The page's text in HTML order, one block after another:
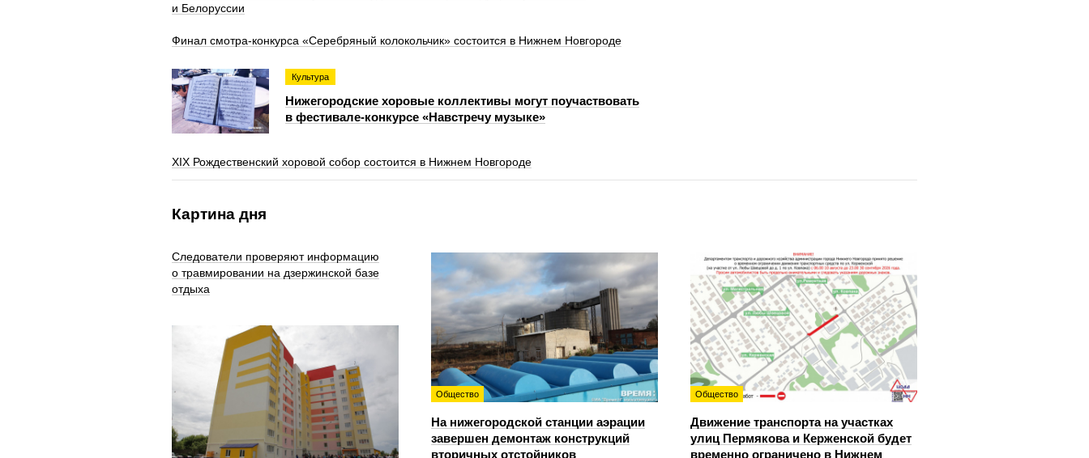
и Белоруссии
Финал смотра-конкурса «Серебряный колокольчик» состоится в Нижнем Новгороде
Культура
Нижегородские хоровые коллективы могут поучаствовать
в фестивале-конкурсе «Навстречу музыке»
XIX Рождественский хоровой собор состоится в Нижнем Новгороде
Картина дня
Следователи проверяют информацию
о травмировании на дзержинской базе
отдыха
Общество
На нижегородской станции аэрации
завершен демонтаж конструкций
вторичных отстойников
Общество
Движение транспорта на участках
улиц Пермякова и Керженской будет
временно ограничено в Нижнем